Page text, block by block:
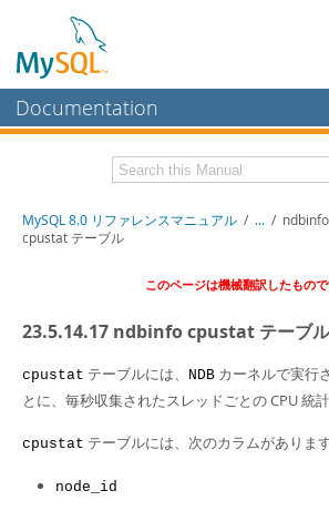
Documentation
MySQL Enterprise
Workbench
More
Download this Manual
MySQL 8.0 リファレンスマニュアル / ... / ndbinfo
cpustat テーブル
このページは機械翻訳したもので
23.5.14.17 ndbinfo cpustat テーブル
cpustat テーブルには、 NDB カーネルで実行
とに、毎秒収集されたスレッドごとの CPU 統
cpustat テーブルには、次のカラムがありま
node_id